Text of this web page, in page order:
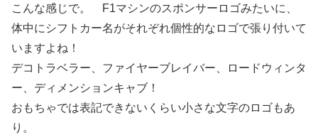
こんな感じで。 F1マシンのスポンサーロゴみたいに、
体中にシフトカー名がそれぞれ個性的なロゴで張り付いて
いますよね！
デコトラベラー、ファイヤーブレイバー、ロードウィンタ
ー、ディメンションキャブ！
おもちゃでは表記できないくらい小さな文字のロゴもあ
り。